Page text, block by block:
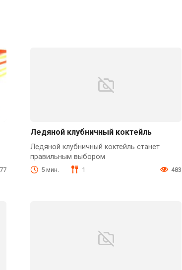
Ледяной клубничный коктейль
Ледяной клубничный коктейль станет
правильным выбором
5 мин. 1 483